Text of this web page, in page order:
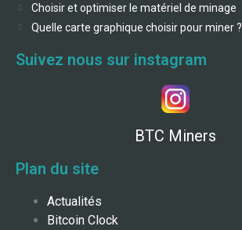
Choisir et optimiser le matériel de minage
Quelle carte graphique choisir pour miner ?
Suivez nous sur instagram
BTC Miners
Plan du site
Actualités
Bitcoin Clock